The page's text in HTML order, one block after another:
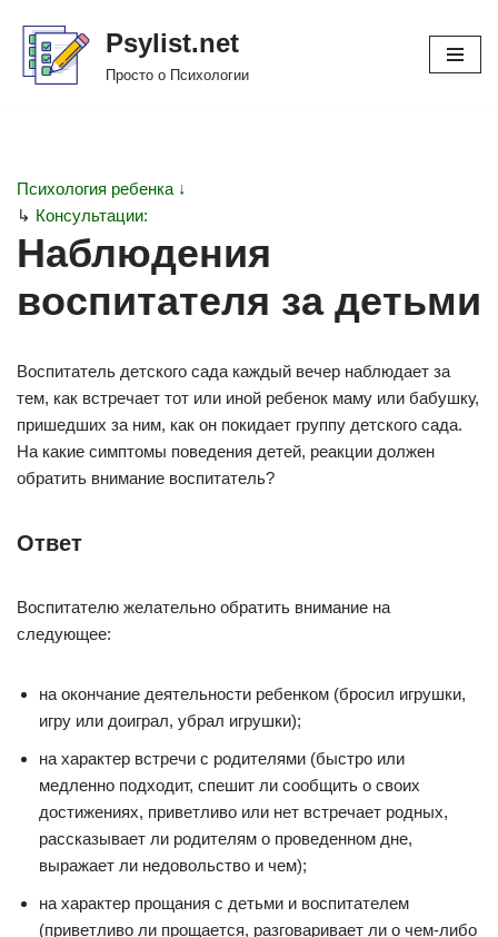
Перейти
Psylist.net
Просто о Психологии
Психология ребенка ↓
↳ Консультации:
Наблюдения
воспитателя за детьми
Воспитатель детского сада каждый вечер наблюдает за
тем, как встречает тот или иной ребенок маму или бабушку,
пришедших за ним, как он покидает группу детского сада.
На какие симптомы поведения детей, реакции должен
обратить внимание воспитатель?
Ответ
Воспитателю желательно обратить внимание на
следующее:
на окончание деятельности ребенком (бросил игрушки,
игру или доиграл, убрал игрушки);
на характер встречи с родителями (быстро или
медленно подходит, спешит ли сообщить о своих
достижениях, приветливо или нет встречает родных,
рассказывает ли родителям о проведенном дне,
выражает ли недовольство и чем);
на характер прощания с детьми и воспитателем
(приветливо ли прощается, разговаривает ли о чем-либо